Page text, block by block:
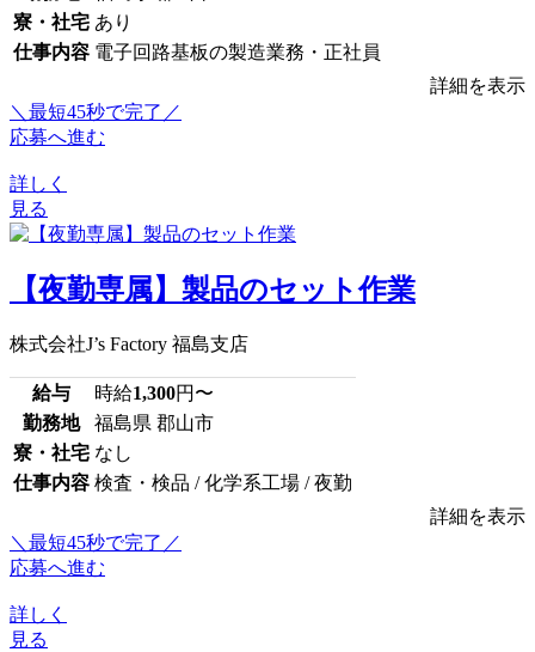
寮・社宅 あり
仕事内容 電子回路基板の製造業務・正社員
詳細を表示
＼最短45秒で完了／
応募へ進む
詳しく
見る
【夜勤専属】製品のセット作業
株式会社J’s Factory 福島支店
給与 時給1,300円〜
勤務地
福島県 郡山市
寮・社宅 なし
仕事内容 検査・検品 / 化学系工場 / 夜勤
詳細を表示
＼最短45秒で完了／
応募へ進む
詳しく
見る